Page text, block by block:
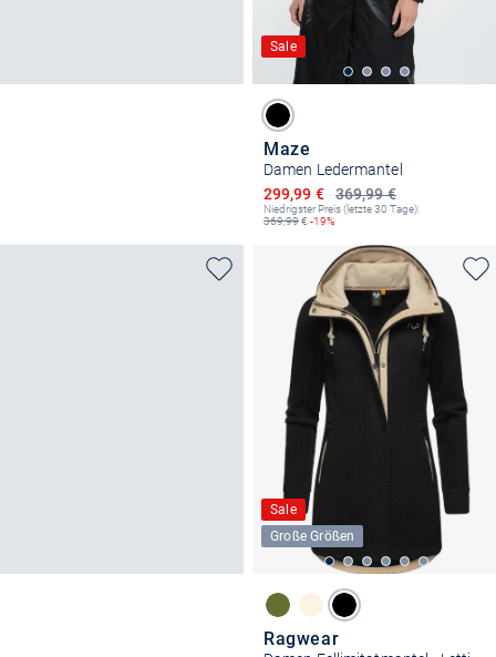
Sale
Maze
Damen Ledermantel
369,99 €
Ermäßigter Preis
299,99 €
Niedrigster Preis (letzte 30 Tage):
369,99€ -19%
Sale
Große Größen
Ragwear